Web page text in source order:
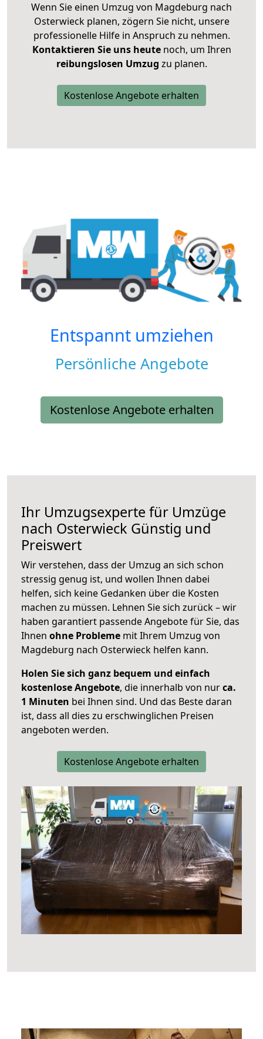
Wenn Sie einen Umzug von Magdeburg nach
Osterwieck planen, zögern Sie nicht, unsere
professionelle Hilfe in Anspruch zu nehmen.
Kontaktieren Sie uns heutenoch, um Ihren
reibungslosen Umzug zu planen.
Kostenlose Angebote erhalten
Entspannt umziehen
Persönliche Angebote
Kostenlose Angebote erhalten
Ihr Umzugsexperte für Umzüge
nach Osterwieck Günstig und
Preiswert
Wir verstehen, dass der Umzug an sich schon
stressig genug ist, und wollen Ihnen dabei
helfen, sich keine Gedanken über die Kosten
machen zu müssen. Lehnen Sie sich zurück – wir
haben garantiert passende Angebote für Sie, das
Ihnen ohne Probleme mit Ihrem Umzug von
Magdeburg nach Osterwieck helfen kann.
Holen Sie sich ganz bequem und einfach
kostenlose Angebote, die innerhalb von nurca.
1 Minuten bei Ihnen sind. Und das Beste daran
ist, dass all dies zu erschwinglichen Preisen
angeboten werden.
Kostenlose Angebote erhalten